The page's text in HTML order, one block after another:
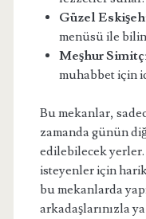
Güzel
menüsü ile
Meşhur
muhabbet için
Bu mekanlar,
zamanda günün
edilebilecek
isteyenler için
bu mekanlarda
arkadaşlarınızla